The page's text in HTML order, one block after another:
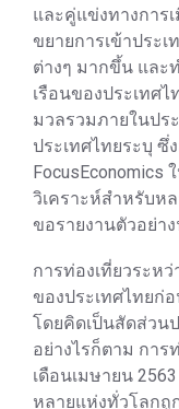
และคู่แข่งทางการ
ขยายการเข้าประ
ต่างๆ มากขึ้น และ
เรือนของประเทศ
มวลรวมภายในปร
ประเทศไทยระบุ
วิเคราะห์สำหรับห
ขอรายงานตัวอย่
การท่องเที่ยวระห
ของประเทศไทยก่
โดยคิดเป็นสัดส่วน
อย่างไรก็ตาม การ
เดือนเมษายน
หลายแห่งทั่วโลกถู